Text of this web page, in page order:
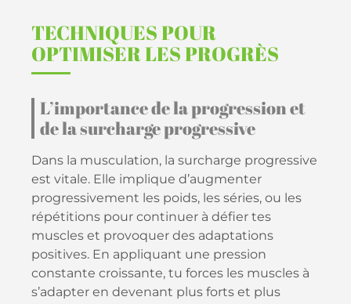
TECHNIQUES POUR
OPTIMISER LES PROGRÈS
L’importance de la progression et
de la surcharge progressive
Dans la musculation, la surcharge progressive
est vitale. Elle implique d’augmenter
progressivement les poids, les séries, ou les
répétitions pour continuer à défier tes
muscles et provoquer des adaptations
positives. En appliquant une pression
constante croissante, tu forces les muscles à
s’adapter en devenant plus forts et plus